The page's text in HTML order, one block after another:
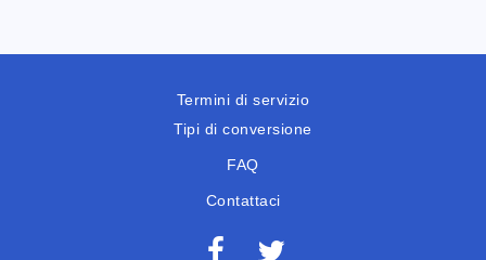
Termini di servizio
Tipi di conversione
FAQ
Contattaci